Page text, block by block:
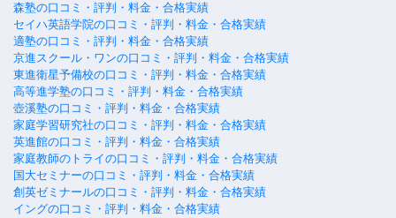
森塾の口コミ・評判・料金・合格実績
セイハ英語学院の口コミ・評判・料金・合格実績
適塾の口コミ・評判・料金・合格実績
京進スクール・ワンの口コミ・評判・料金・合格実績
東進衛星予備校の口コミ・評判・料金・合格実績
高等進学塾の口コミ・評判・料金・合格実績
壺溪塾の口コミ・評判・料金・合格実績
家庭学習研究社の口コミ・評判・料金・合格実績
英進館の口コミ・評判・料金・合格実績
家庭教師のトライの口コミ・評判・料金・合格実績
国大セミナーの口コミ・評判・料金・合格実績
創英ゼミナールの口コミ・評判・料金・合格実績
イングの口コミ・評判・料金・合格実績